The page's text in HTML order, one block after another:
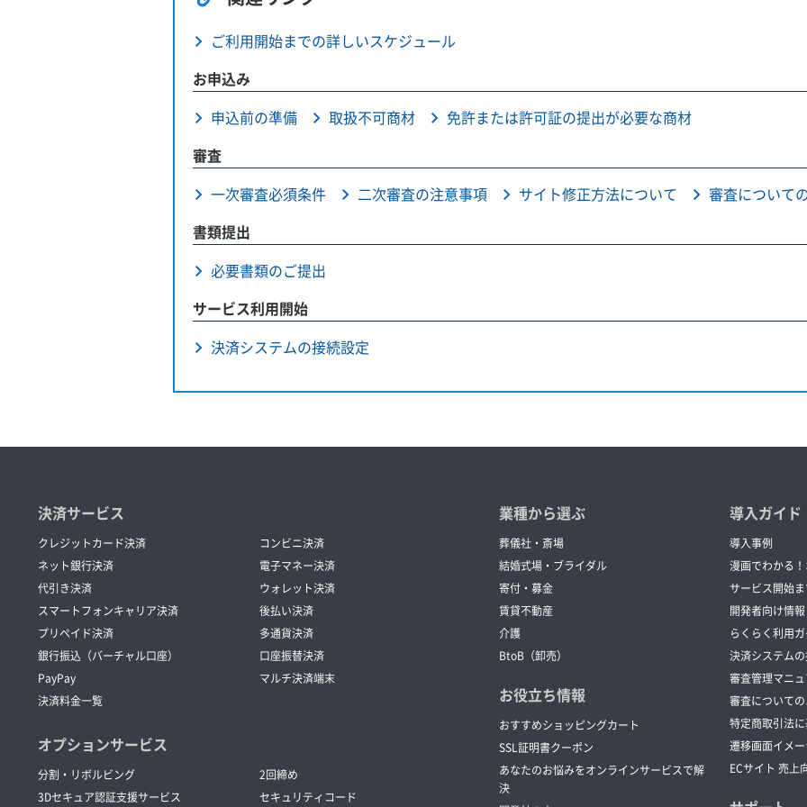
ご利用開始までの詳しいスケジュール
お申込み
申込前の準備
取扱不可商材
免許または許可証の提出が必要な商材
審査
一次審査必須条件
二次審査の注意事項 サイト修正方法について
審査について
書類提出
必要書類のご提出
サービス利用開始
決済システムの接続設定
決済サービス
クレジットカード決済
コンビニ決済
ネット銀行決済
電子マネー決済
代引き決済
ウォレット決済
スマートフォンキャリア決済
後払い決済
プリペイド決済
多通貨決済
銀行振込（バーチャル口座）
口座振替決済
PayPay
マルチ決済端末
決済料金一覧
オプションサービス
分割・リボルビング
2回締め
3Dセキュア認証支援サービス
セキュリティコード
業種から選ぶ
葬儀社・斎場
結婚式場・ブライダル
寄付・募金
賃貸不動産
介護
BtoB（卸売）
お役立ち情報
おすすめショッピングカート
SSL証明書クーポン
あなたのお悩みをオンラインサービスで解
決
導入ガイド
導入事例
漫画でわかる
サービス開始
開発者向け情報
らくらく利用
決済システム
審査管理マニ
審査について
特定商取引法
遷移画面イメ
ECサイト 売上